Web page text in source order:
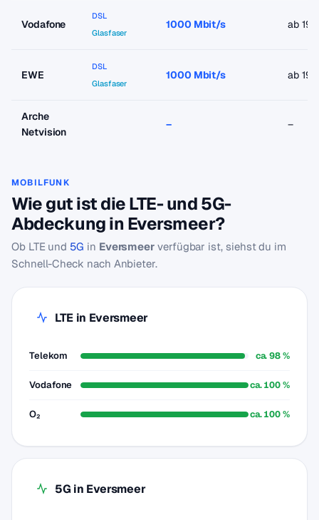
Vodafone
DSL
Glasfaser
1000 Mbit/s ab
EWE
DSL
Glasfaser
1000 Mbit/s ab
Arche
Netvision
– –
MOBILFUNK
Wie gut ist die LTE- und 5G-
Abdeckung in Eversmeer?
Ob LTE und 5G in Eversmeer verfügbar ist, siehst du im
Schnell-Check nach Anbieter.
LTE in Eversmeer
Telekom ca. 98 %
Vodafone ca. 100 %
O₂ ca. 100 %
5G in Eversmeer